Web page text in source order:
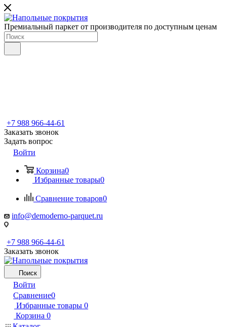
Премиальный паркет от производителя по доступным ценам
+7 988 966-44-61
Заказать звонок
Задать вопрос
Войти
Корзина0
Избранные товары0
Сравнение товаров0
info@demoderno-parquet.ru
+7 988 966-44-61
Заказать звонок
Поиск
Войти
Сравнение0
Избранные товары 0
Корзина 0